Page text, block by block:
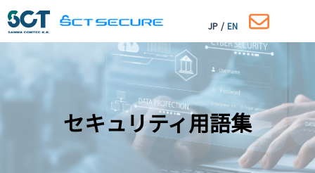
JP / EN
セキュリティ用語集